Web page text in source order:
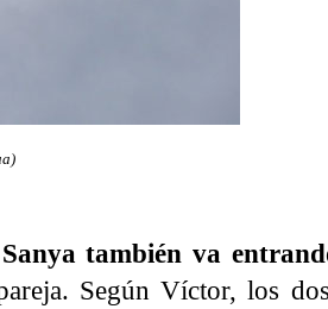
Sanya también va
Según Víctor, los